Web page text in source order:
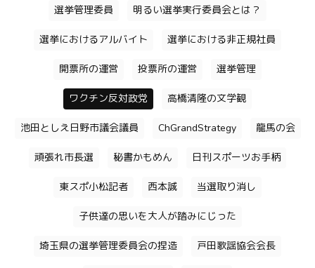
選挙管理委員 明るい選挙実行委員会とは？
選挙におけるアルバイト 選挙における非正規社員
開票所の運営 投票所の運営 選挙管理
ワクチン反対政党 高橋清隆の文学観
池田としえ日野市議会議員 ChGrandStrategy 龍馬の会
頑張れ市長選 秘書かもめん 日刊スポーツお手柄
東スポ小松記者 西本誠 当選取り消し
子供達の思いを大人が踏みにじった
埼玉県の選挙管理委員会の捏造 戸田歌謡協会会長